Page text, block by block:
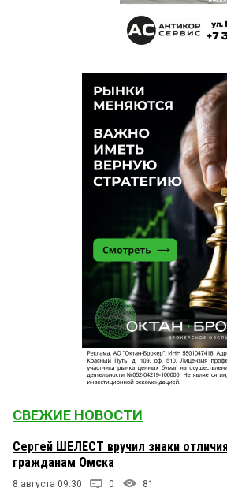
СВЕЖИЕ НОВОСТИ
Сергей ШЕЛЕСТ вручил знаки
гражданам Омска
8 августа 09:30 0 81